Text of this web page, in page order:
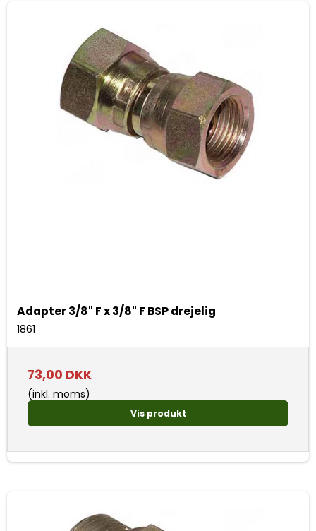
Adapter 3/8" F x 3/8" F BSP drejelig
1861
73,00 DKK
(inkl. moms)
Vis produkt